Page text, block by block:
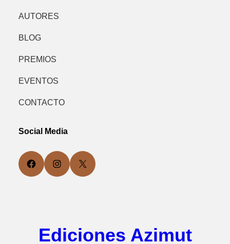
AUTORES
BLOG
PREMIOS
EVENTOS
CONTACTO
Social Media
Facebook Instagram X
Ediciones Azimut